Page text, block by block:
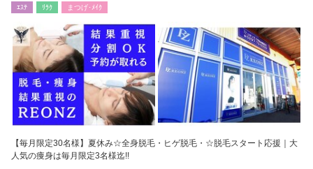
ｴｽﾃ ﾘﾗｸ まつげ･ﾒｲｸ
【毎月限定30名様】夏休み☆全身脱毛・ヒゲ脱毛・☆脱毛スタート応援｜大
人気の痩身は毎月限定3名様迄!!